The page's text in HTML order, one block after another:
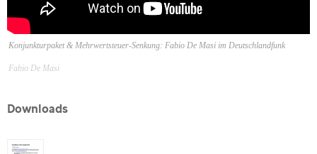
Konjunkturpaket & Mehrwertsteuer-Senkung: Fabio De Masi im Deutschlandfunk
Fabio De Masi
Downloads